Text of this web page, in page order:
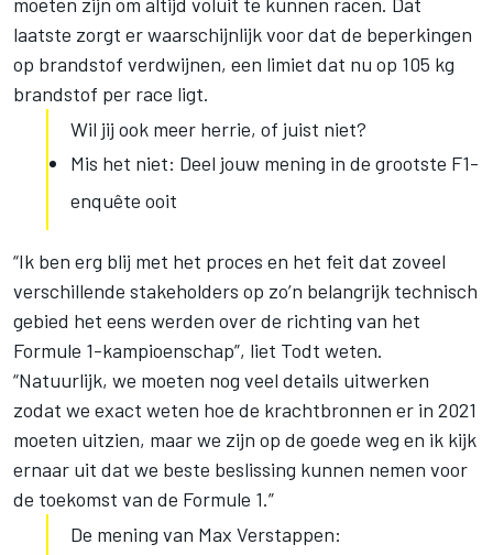
laatste zorgt er waarschijnlijk voor dat de beperkingen
op brandstof verdwijnen, een limiet dat nu op 105 kg
brandstof per race ligt.
Wil jij ook meer herrie, of juist niet?
Mis het niet: Deel jouw mening in de grootste F1-
enquête ooit
“Ik ben erg blij met het proces en het feit dat zoveel
verschillende stakeholders op zo’n belangrijk technisch
gebied het eens werden over de richting van het
Formule 1-kampioenschap”, liet Todt weten.
“Natuurlijk, we moeten nog veel details uitwerken
zodat we exact weten hoe de krachtbronnen er in 2021
moeten uitzien, maar we zijn op de goede weg en ik kijk
ernaar uit dat we beste beslissing kunnen nemen voor
de toekomst van de Formule 1.”
De mening van Max Verstappen: